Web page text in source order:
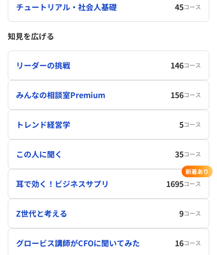
チュートリアル・社会人基礎 45コース
知見を広げる
リーダーの挑戦 146コース
みんなの相談室Premium 156コース
トレンド経営学 5コース
この人に聞く 35コース
耳で効く！ビジネスサプリ 1695コース
新着あり
Z世代と考える 9コース
グロービス講師がCFOに聞いてみた 16コース